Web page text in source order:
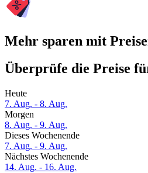
Mehr sparen mit
Überprüfe die Preise
Heute
7. Aug. - 8. Aug.
Morgen
8. Aug. - 9. Aug.
Dieses Wochenende
7. Aug. - 9. Aug.
Nächstes Wochenende
14. Aug. - 16. Aug.